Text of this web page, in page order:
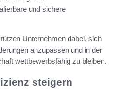
und sichere
Unternehmen dabei, sich
anzupassen und in der
wettbewerbsfähig zu bleiben.
steigern